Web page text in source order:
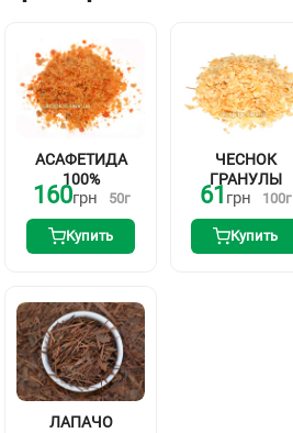
АСАФЕТИДА
100%
160грн 50г
Купить
ЧЕСНОК
ГРАНУЛЫ
61 грн 100г
Купить
ЛАПАЧО